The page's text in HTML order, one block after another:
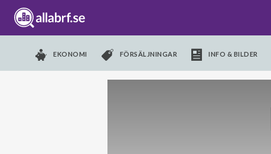
EKONOMI FÖRSÄLJNINGAR INFO & BILDER